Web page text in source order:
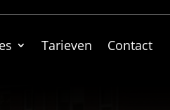
Tarieven Contact